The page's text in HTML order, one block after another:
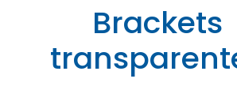
Brackets